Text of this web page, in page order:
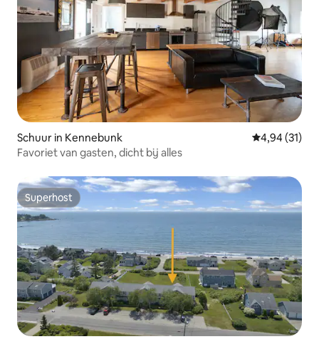
Schuur in Kennebunk Gemiddelde
4,94 (31)
Favoriet van gasten, dicht bij alles
Superhost
Superhost